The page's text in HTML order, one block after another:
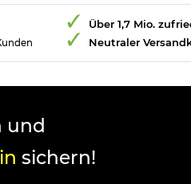
Über 1,7 Mio.
Neutraler
und
sichern!